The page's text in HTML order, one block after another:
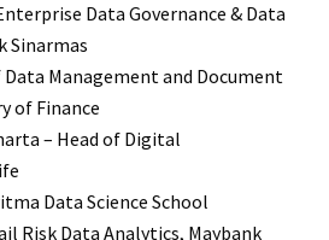
Data Governance & Data
Sinarmas
Data Management and Document
of Finance
– Head of Digital
Data Science School
Risk Data Analytics, Maybank